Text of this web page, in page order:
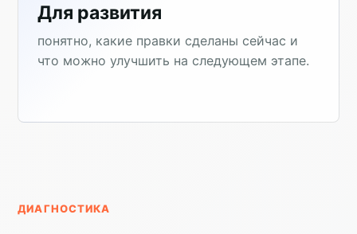
Для развития
понятно, какие правки сделаны сейчас и
что можно улучшить на следующем этапе.
ДИАГНОСТИКА